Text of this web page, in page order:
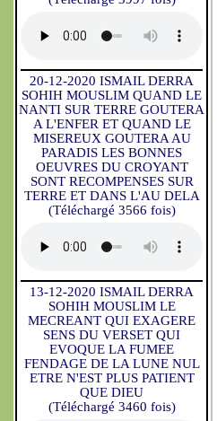
20-12-2020 ISMAIL DERRA
SOHIH MOUSLIM QUAND LE
NANTI SUR TERRE GOUTERA
A L'ENFER ET QUAND LE
MISEREUX GOUTERA AU
PARADIS LES BONNES
OEUVRES DU CROYANT
SONT RECOMPENSES SUR
TERRE ET DANS L'AU DELA
(Téléchargé 3566 fois)
13-12-2020 ISMAIL DERRA
SOHIH MOUSLIM LE
MECREANT QUI EXAGERE
SENS DU VERSET QUI
EVOQUE LA FUMEE
FENDAGE DE LA LUNE NUL
ETRE N'EST PLUS PATIENT
QUE DIEU
(Téléchargé 3460 fois)